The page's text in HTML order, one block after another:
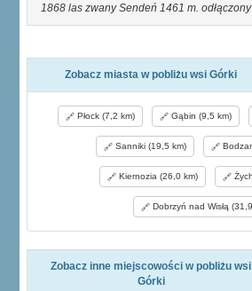
1868 las zwany Sendeń 1461 m.
Zobacz miasta w pobliżu wsi Górki
Płock (7,2 km) Gąbin (9,5 km)
Sanniki (19,5 km)
Kiernozia (26,0 km)
Dobrzyń nad Wisłą
Zobacz inne miejscowości w pobliżu wsi
Górki